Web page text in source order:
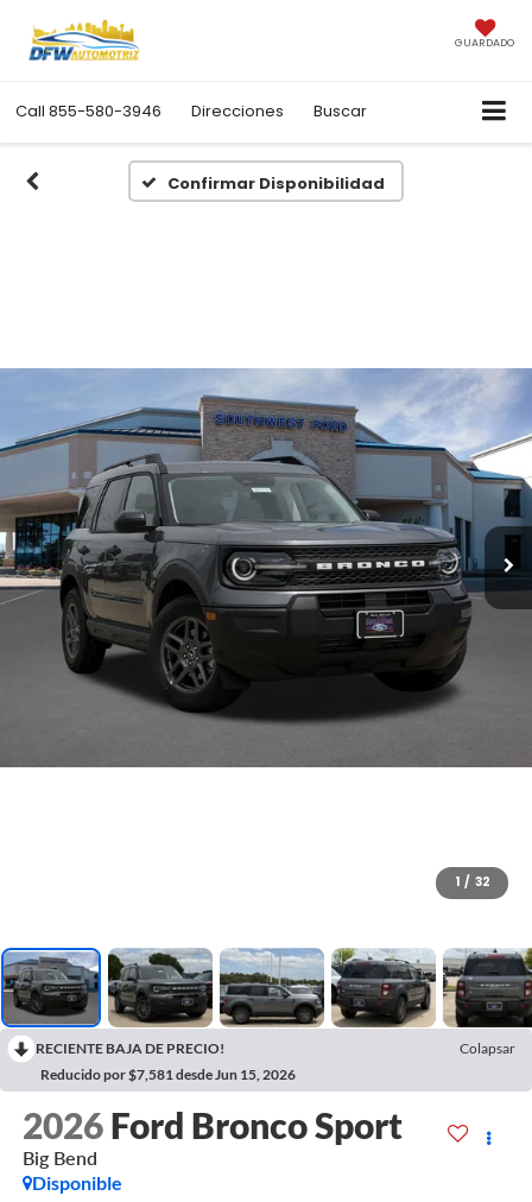
GUARDADO
Call 855-580-3946 Direcciones Buscar
Confirmar Disponibilidad
1 / 32
RECIENTE BAJA DE PRECIO!
Colapsar
Reducido por $7,581 desde Jun 15, 2026
2026 Ford Bronco Sport
Big Bend
Disponible